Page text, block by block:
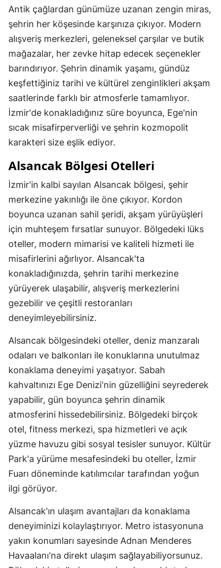
Antik çağlardan günümüze uzanan zengin miras,
şehrin her köşesinde karşınıza çıkıyor. Modern
alışveriş merkezleri, geleneksel çarşılar ve butik
mağazalar, her zevke hitap edecek seçenekler
barındırıyor. Şehrin dinamik yaşamı, gündüz
keşfettiğiniz tarihi ve kültürel zenginlikleri akşam
saatlerinde farklı bir atmosferle tamamlıyor.
İzmir'de konakladığınız süre boyunca, Ege'nin
sıcak misafirperverliği ve şehrin kozmopolit
karakteri size eşlik ediyor.
Alsancak Bölgesi Otelleri
İzmir'in kalbi sayılan Alsancak bölgesi, şehir
merkezine yakınlığı ile öne çıkıyor. Kordon
boyunca uzanan sahil şeridi, akşam yürüyüşleri
için muhteşem fırsatlar sunuyor. Bölgedeki lüks
oteller, modern mimarisi ve kaliteli hizmeti ile
misafirlerini ağırlıyor. Alsancak'ta
konakladığınızda, şehrin tarihi merkezine
yürüyerek ulaşabilir, alışveriş merkezlerini
gezebilir ve çeşitli restoranları
deneyimleyebilirsiniz.
Alsancak bölgesindeki oteller, deniz manzaralı
odaları ve balkonları ile konuklarına unutulmaz
konaklama deneyimi yaşatıyor. Sabah
kahvaltınızı Ege Denizi'nin güzelliğini seyrederek
yapabilir, gün boyunca şehrin dinamik
atmosferini hissedebilirsiniz. Bölgedeki birçok
otel, fitness merkezi, spa hizmetleri ve açık
yüzme havuzu gibi sosyal tesisler sunuyor. Kültür
Park'a yürüme mesafesindeki bu oteller, İzmir
Fuarı döneminde katılımcılar tarafından yoğun
ilgi görüyor.
Alsancak'ın ulaşım avantajları da konaklama
deneyiminizi kolaylaştırıyor. Metro istasyonuna
yakın konumları sayesinde Adnan Menderes
Havaalanı'na direkt ulaşım sağlayabiliyorsunuz.